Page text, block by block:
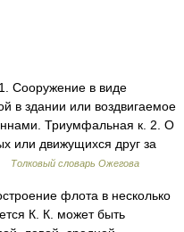
в виде
в здании или воздвигаемое
Триумфальная к. 2. О
или движущихся друг за
Толковый словарь Ожегова
флота в несколько
К. К. может быть